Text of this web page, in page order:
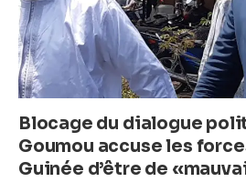
Blocage du dialogue
Goumou accuse les
Guinée d’être de